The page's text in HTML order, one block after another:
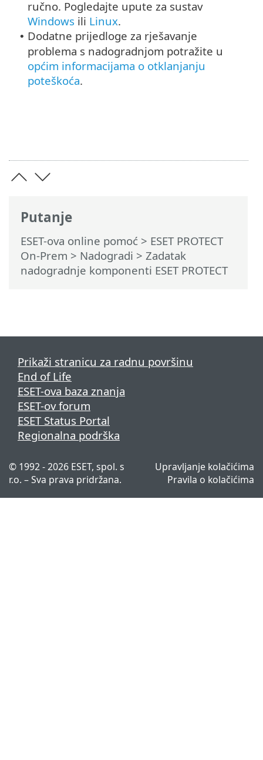
Putanje
ESET-ova online pomoć > ESET PROTECT
On-Prem > Nadogradi > Zadatak
nadogradnje komponenti ESET PROTECT
ručno. Pogledajte upute za sustav
Windows ili Linux.
• Dodatne prijedloge za rješavanje
problema s nadogradnjom potražite u
općim informacijama o otklanjanju
poteškoća.
Prikaži stranicu za radnu površinu
End of Life
ESET-ova baza znanja
ESET-ov forum
ESET Status Portal
Regionalna podrška
© 1992 - 2026 ESET, spol. s
r.o. – Sva prava pridržana.
Upravljanje kolačićima
Pravila o kolačićima